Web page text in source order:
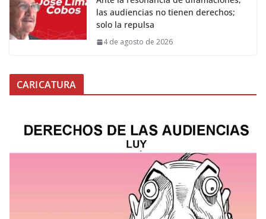
las audiencias no tienen derechos;
solo la repulsa
4 de agosto de 2026
CARICATURA